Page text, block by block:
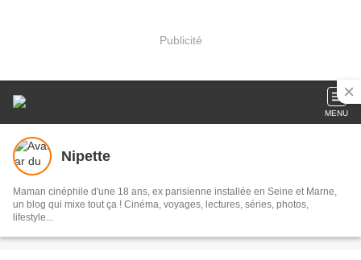
Publicité
MENU
Nipette
Maman cinéphile d'une 18 ans, ex parisienne installée en Seine et Marne,
un blog qui mixe tout ça ! Cinéma, voyages, lectures, séries, photos,
lifestyle...